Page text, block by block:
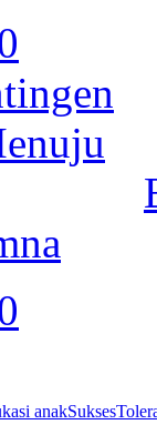
anakSukses